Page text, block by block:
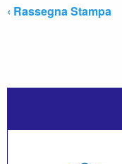
‹ Rassegna Stampa